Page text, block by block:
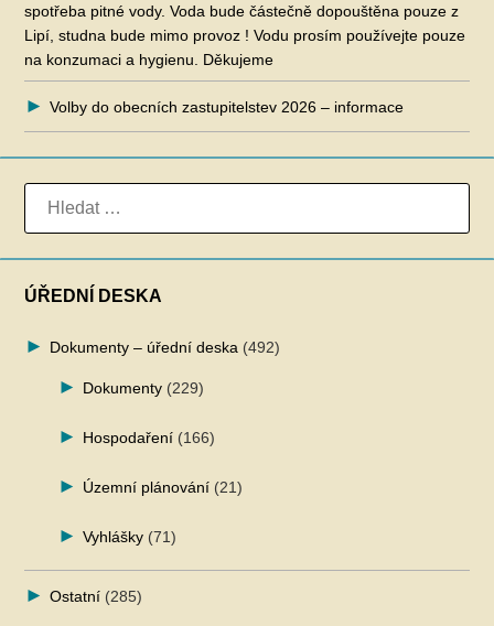
spotřeba pitné vody. Voda bude částečně dopouštěna pouze z
Lipí, studna bude mimo provoz ! Vodu prosím používejte pouze
na konzumaci a hygienu. Děkujeme
Volby do obecních zastupitelstev 2026 – informace
ÚŘEDNÍ DESKA
Dokumenty – úřední deska (492)
Dokumenty (229)
Hospodaření (166)
Územní plánování (21)
Vyhlášky (71)
Ostatní (285)